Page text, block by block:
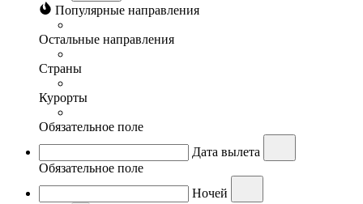
Популярные направления
Остальные направления
Страны
Курорты
Обязательное поле
Дата вылета
Обязательное поле
Ночей